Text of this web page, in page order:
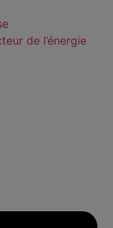
de l’énergie